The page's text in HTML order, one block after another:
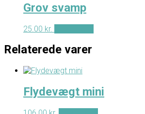
Grov svamp
25.00 kr.
Relaterede varer
Flydevægt mini